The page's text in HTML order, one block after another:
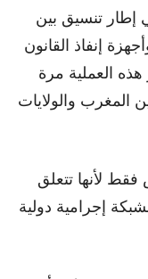
إطار تنسيق بين
إنفاذ القانون
هذه العملية مرة
المغرب والولايات
لأنها تتعلق
إجرامية دولية